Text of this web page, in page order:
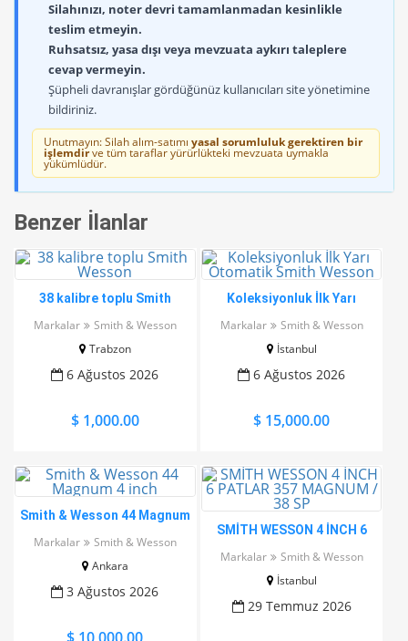
Silahınızı, noter devri tamamlanmadan kesinlikle
teslim etmeyin.
Ruhsatsız, yasa dışı veya mevzuata aykırı taleplere
cevap vermeyin.
Şüpheli davranışlar gördüğünüz kullanıcıları site yönetimine
bildiriniz.
Unutmayın: Silah alım-satımı yasal sorumluluk gerektiren bir
işlemdirve tüm taraflar yürürlükteki mevzuata uymakla
yükümlüdür.
Benzer İlanlar
38 kalibre toplu Smith
Markalar
Smith & Wesson
Trabzon
6 Ağustos 2026
$ 1,000.00
Koleksiyonluk İlk Yarı
Markalar
Smith & Wesson
İstanbul
6 Ağustos 2026
$ 15,000.00
Smith & Wesson 44 Magnum
Markalar
Smith & Wesson
Ankara
3 Ağustos 2026
SMİTH WESSON 4 İNCH 6
Markalar
Smith & Wesson
İstanbul
29 Temmuz 2026